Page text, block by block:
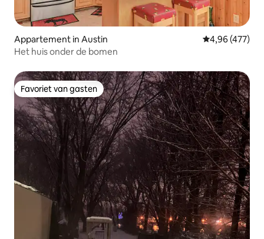
Appartement in Austin Gemiddelde
4,96 (477)
Het huis onder de bomen
Favoriet van gasten
Favoriet van gasten